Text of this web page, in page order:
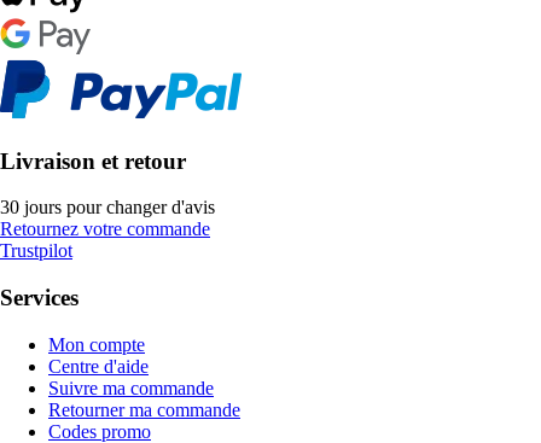
Livraison et retour
30 jours pour changer d'avis
Retournez votre commande
Trustpilot
Services
Mon compte
Centre d'aide
Suivre ma commande
Retourner ma commande
Codes promo